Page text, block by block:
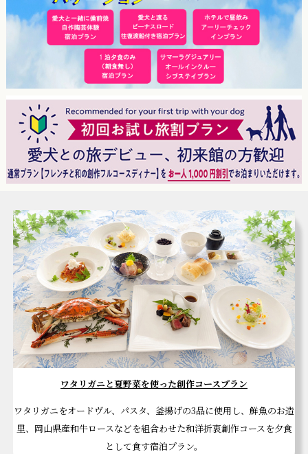
ワタリガニと夏野菜を使った創作コースプラン
ワタリガニをオードヴル、パスタ、釜揚げの3品に使用し、鮮魚のお造
里、岡山県産和牛ロースなどを組合わせた和洋折衷創作コースを夕食
として食す宿泊プラン。